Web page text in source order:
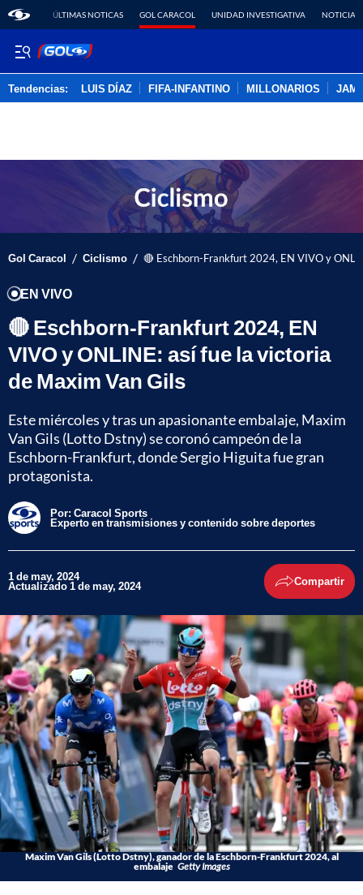
ÚLTIMAS NOTICAS GOL CARACOL UNIDAD INVESTIGATIVA NOTICIAS
Tendencias: LUIS DÍAZ FIFA-INFANTINO MILLONARIOS
Gol Caracol / Ciclismo / 🔴 Eschborn-Frankfurt 2024, EN VIVO y
EN VIVO
🔴 Eschborn-Frankfurt 2024, EN
VIVO y ONLINE: así fue la victoria
de Maxim Van Gils
Este miércoles y tras un apasionante embalaje, Maxim
Van Gils (Lotto Dstny) se coronó campeón de la
Eschborn-Frankfurt, donde Sergio Higuita fue gran
protagonista.
Por: Caracol Sports
Experto en transmisiones y contenido sobre deportes
1 de may, 2024
Actualizado 1 de may, 2024 Compartir
Maxim Van Gils (Lotto Dstny), ganador de la Eschborn-Frankfurt 2024, al
embalaje Getty Images